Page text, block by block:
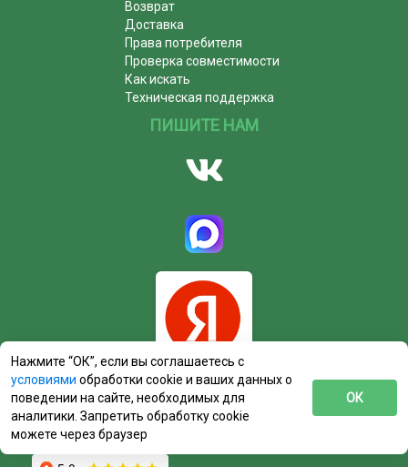
Возврат
Доставка
Права потребителя
Проверка совместимости
Как искать
Техническая поддержка
ПИШИТЕ НАМ
Нажмите “ОК”, если вы соглашаетесь с
условиями обработки cookie и ваших данных о
поведении на сайте, необходимых для
аналитики. Запретить обработку cookie
можете через браузер
ОК